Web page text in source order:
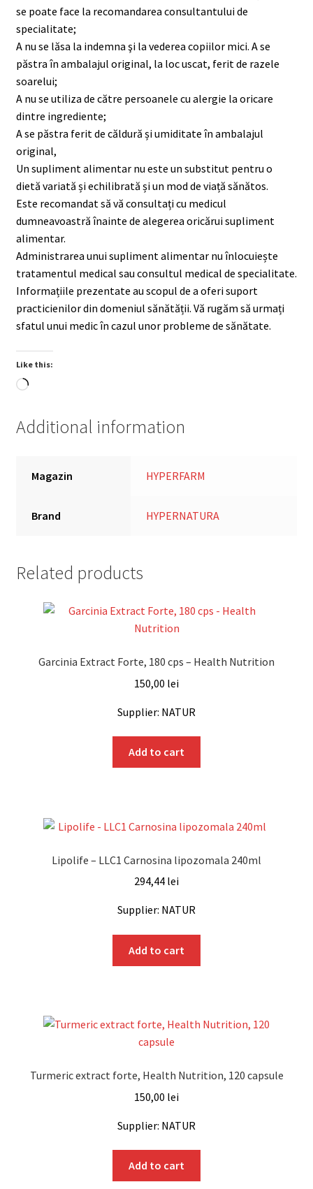
se poate face la recomandarea consultantului de
specialitate;
A nu se lăsa la indemna şi la vederea copiilor mici. A se
păstra în ambalajul original, la loc uscat, ferit de razele
soarelui;
A nu se utiliza de către persoanele cu alergie la oricare
dintre ingrediente;
A se păstra ferit de căldură și umiditate în ambalajul
original,
Un supliment alimentar nu este un substitut pentru o
dietă variată și echilibrată și un mod de viață sănătos.
Este recomandat să vă consultați cu medicul
dumneavoastră înainte de alegerea oricărui supliment
alimentar.
Administrarea unui supliment alimentar nu înlocuiește
tratamentul medical sau consultul medical de specialitate.
Informațiile prezentate au scopul de a oferi suport
practicienilor din domeniul sănătății. Vă rugăm să urmați
sfatul unui medic în cazul unor probleme de sănătate.
Like this:
Loading…
Additional information
Magazin HYPERFARM
Brand HYPERNATURA
Related products
Garcinia Extract Forte, 180 cps – Health Nutrition
150,00 lei
Supplier: NATUR
Add to cart
Lipolife – LLC1 Carnosina lipozomala 240ml
294,44 lei
Supplier: NATUR
Add to cart
Turmeric extract forte, Health Nutrition, 120 capsule
150,00 lei
Supplier: NATUR
Add to cart